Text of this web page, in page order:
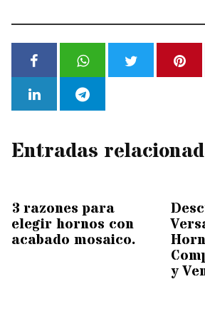
Entradas
3 razones para
elegir hornos con
acabado mosaico.
y